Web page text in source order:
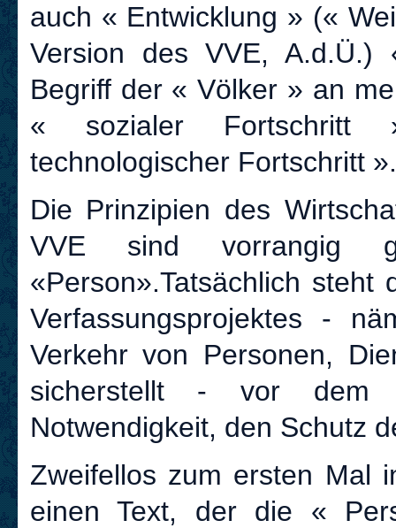
auch « Entwicklung » («
Version des VVE,
Begriff der « Völker » an
« sozialer Fortschritt
technologischer Fortschritt ».
Die Prinzipien des
VVE sind vorrangig
«Person».Tatsächlich steht
Verfassungsprojektes -
Verkehr von Personen,
sicherstellt - vor dem
Notwendigkeit, den Schutz
Zweifellos zum ersten Mal
einen Text, der die «